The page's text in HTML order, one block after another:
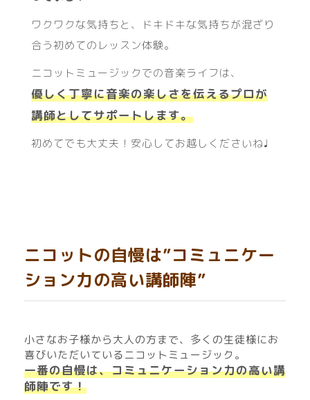
ワクワクな気持ちと、ドキドキな気持ちが混ざり
合う初めてのレッスン体験。
ニコットミュージックでの音楽ライフは、
優しく丁寧に音楽の楽しさを伝えるプロが
講師としてサポートします。
初めてでも大丈夫！安心してお越しくださいね♩
ニコットの自慢は”コミュニケー
ション力の高い講師陣”
小さなお子様から大人の方まで、多くの生徒様にお
喜びいただいているニコットミュージック。
一番の自慢は、コミュニケーション力の高い講
師陣です！